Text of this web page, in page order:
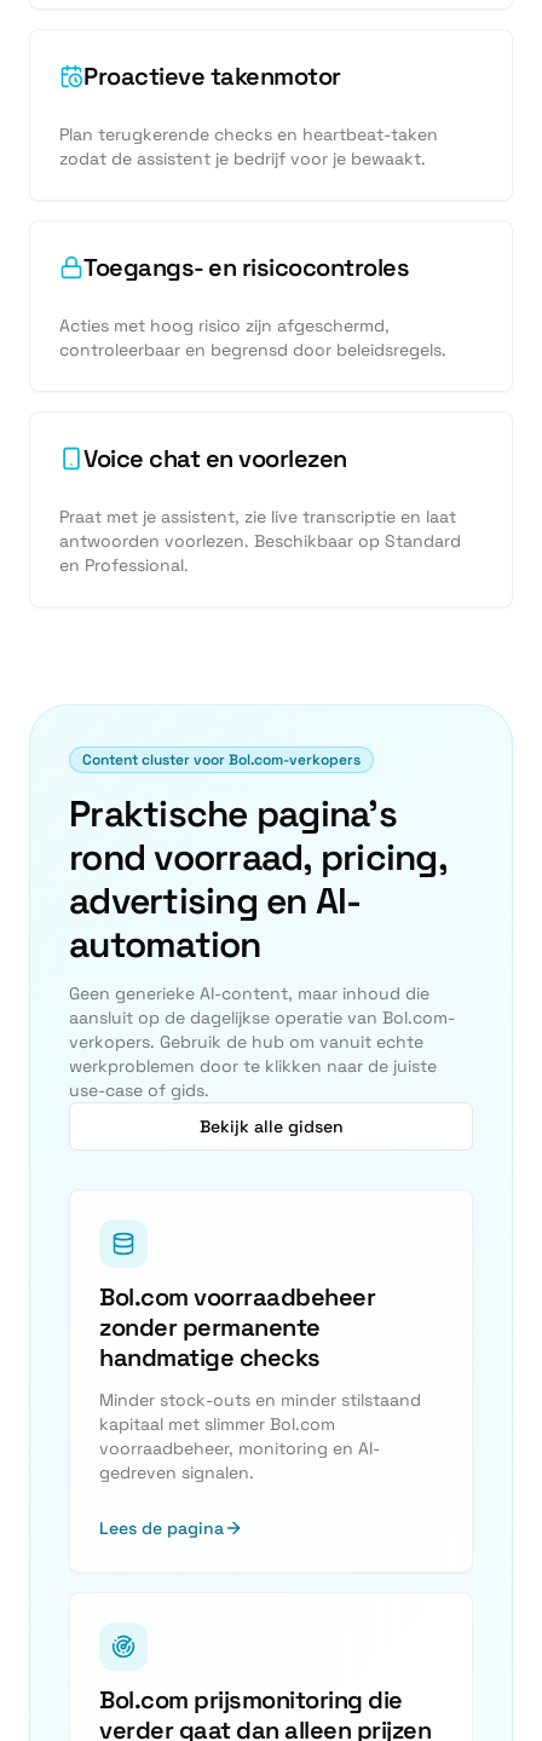
Proactieve takenmotor
Plan terugkerende checks en heartbeat-taken
zodat de assistent je bedrijf voor je bewaakt.
Toegangs- en risicocontroles
Acties met hoog risico zijn afgeschermd,
controleerbaar en begrensd door beleidsregels.
Voice chat en voorlezen
Praat met je assistent, zie live transcriptie en laat
antwoorden voorlezen. Beschikbaar op Standard
en Professional.
Content cluster voor Bol.com-verkopers
Praktische pagina's
rond voorraad, pricing,
advertising en AI-
automation
Geen generieke AI-content, maar inhoud die
aansluit op de dagelijkse operatie van Bol.com-
verkopers. Gebruik de hub om vanuit echte
werkproblemen door te klikken naar de juiste
use-case of gids.
Bekijk alle gidsen
Bol.com voorraadbeheer
zonder permanente
handmatige checks
Minder stock-outs en minder stilstaand
kapitaal met slimmer Bol.com
voorraadbeheer, monitoring en AI-
gedreven signalen.
Lees de pagina
Bol.com prijsmonitoring die
verder gaat dan alleen prijzen